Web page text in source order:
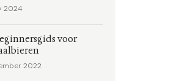
2024
voor
2022